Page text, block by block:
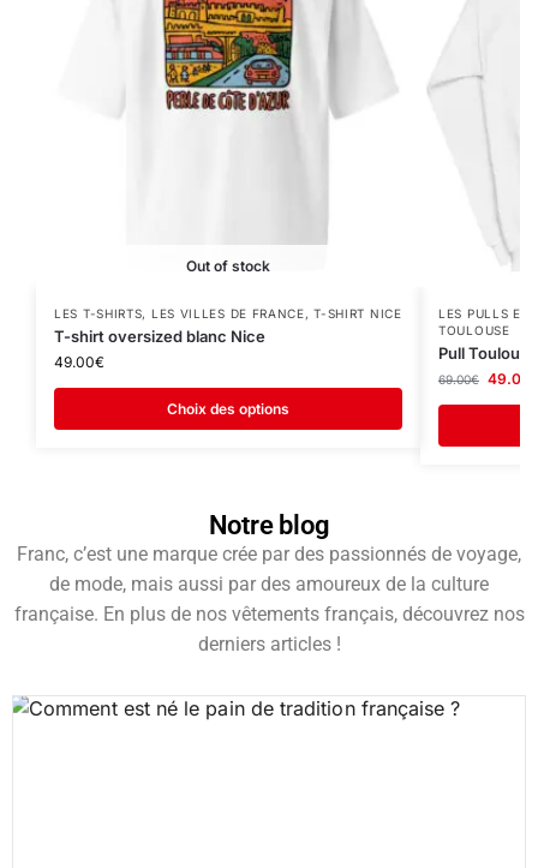
Out of stock
LES T-SHIRTS, LES VILLES DE FRANCE,T-SHIRT NICE
T-shirt oversized blanc Nice
49.00€
Choix des options
LES PULLS ET
TOULOUSE
Pull
69.00€ 49.00
Notre blog
Franc, c’est une marque crée par des passionnés de voyage,
de mode, mais aussi par des amoureux de la culture
française. En plus de nos vêtements français, découvrez nos
derniers articles !